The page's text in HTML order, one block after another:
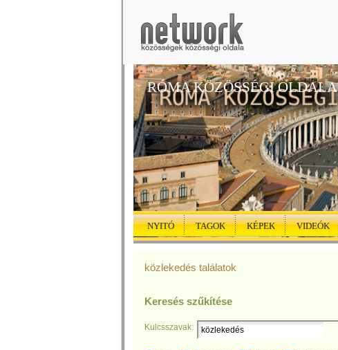
RÓMA KÖZÖSSÉGI OLDALA
NYITÓ TAGOK KÉPEK VIDEÓK
közlekedés találatok
Keresés szűkítése
Kulcsszavak: